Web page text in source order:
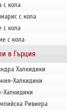
с кола
с кола
с кола
с кола
в Гърция
Халкидики
Халкидики
Халкидики
Ривиера